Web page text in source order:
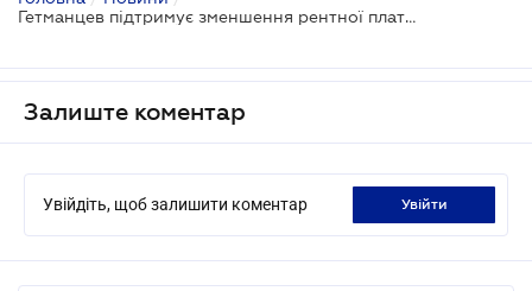
Гетманцев підтримує зменшення рентної плати на нові свердловини на три роки
Залиште коментар
Увійдіть, щоб залишити коментар увійти